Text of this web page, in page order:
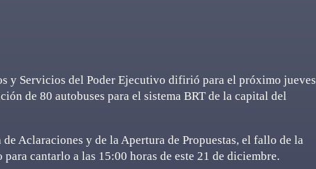
y Servicios del Poder Ejecutivo difirió para el próximo jueves
de 80 autobuses para el sistema BRT de la capital del
Aclaraciones y de la Apertura de Propuestas, el fallo de la
cantarlo a las 15:00 horas de este 21 de diciembre.